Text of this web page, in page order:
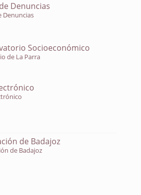
Denuncias
Denuncias
Socioeconómico
de La Parra
de Badajoz
de Badajoz